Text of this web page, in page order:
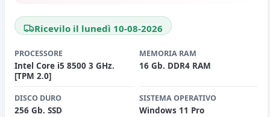
Ricevilo il lunedì 10-08-2026
PROCESSORE
Intel Core i5 8500 3 GHz.
[TPM 2.0]
MEMORIA RAM
16 Gb. DDR4 RAM
DISCO DURO
256 Gb. SSD
SISTEMA OPERATIVO
Windows 11 Pro